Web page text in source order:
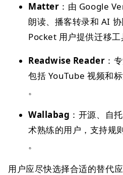
Matter ：由 Google
朗读、播客转录和 AI
Pocket 用户提供迁移工
Readwise Reader ：
包括 YouTube 视频和
。
Wallabag ：开源、自
术熟练的用户，支持规
。
用户应尽快选择合适的替代